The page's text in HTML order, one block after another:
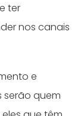
ter
nos canais
e
quem